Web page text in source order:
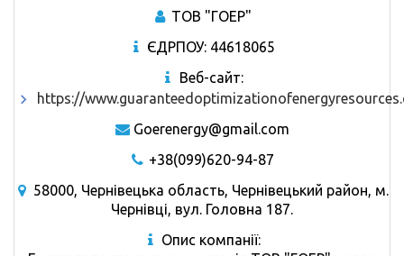
ТОВ "ГОЕР"
ЄДРПОУ: 44618065
Веб-сайт:
https://
Goerenergy@gmail.com
+38(099)620-94-87
58000, Чернівецька область, Чернівецький район, м.
Чернівці, вул. Головна 187.
Опис компанії: